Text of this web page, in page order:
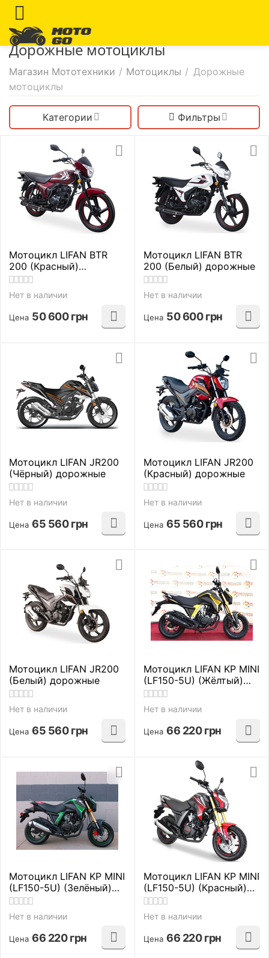
Дорожные мотоциклы
Магазин Мототехники / Мотоциклы / Дорожные
мотоциклы
Категории Фильтры
Мотоцикл LIFAN BTR
200 (Красный)
дорожные
Нет в наличии
Цена 50 600 грн
Мотоцикл LIFAN BTR
200 (Белый) дорожные
Нет в наличии
Цена 50 600 грн
Мотоцикл LIFAN JR200
(Чёрный) дорожные
Нет в наличии
Цена 65 560 грн
Мотоцикл LIFAN JR200
(Красный) дорожные
Нет в наличии
Цена 65 560 грн
Мотоцикл LIFAN JR200
(Белый) дорожные
Нет в наличии
Цена 65 560 грн
Мотоцикл LIFAN KP MINI
(LF150-5U) (Жёлтый)
дорожные
Нет в наличии
Цена 66 220 грн
Мотоцикл LIFAN KP MINI
(LF150-5U) (Зелёный)
дорожные
Нет в наличии
Цена 66 220 грн
Мотоцикл LIFAN KP MINI
(LF150-5U) (Красный)
дорожные
Нет в наличии
Цена 66 220 грн